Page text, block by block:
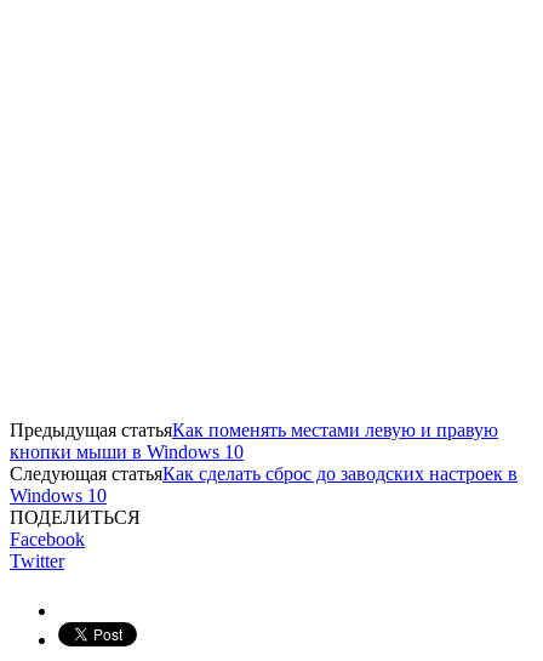
Предыдущая статьяКак поменять местами левую и правую
кнопки мыши в Windows 10
Следующая статьяКак сделать сброс до заводских настроек в
Windows 10
ПОДЕЛИТЬСЯ
Facebook
Twitter